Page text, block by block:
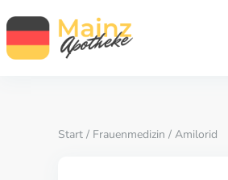
Start / Frauenmedizin / Amilorid